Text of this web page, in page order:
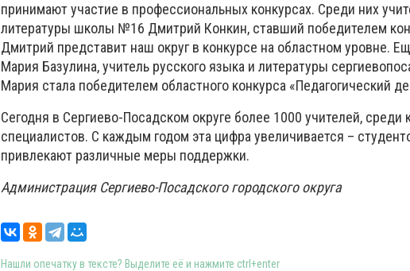
принимают участие в профессиональных конкурсах. Среди них
литературы школы №16 Дмитрий Конкин, ставший победителем
Дмитрий представит наш округ в конкурсе на областном уровне.
Мария Базулина, учитель русского языка и литературы
Мария стала победителем областного конкурса «Педагогический
Сегодня в Сергиево-Посадском округе более 1000 учителей,
специалистов. С каждым годом эта цифра увеличивается –
привлекают различные меры поддержки.
Администрация Сергиево-Посадского городского округа
Нашли опечатку в тексте? Выделите её и нажмите ctrl+enter